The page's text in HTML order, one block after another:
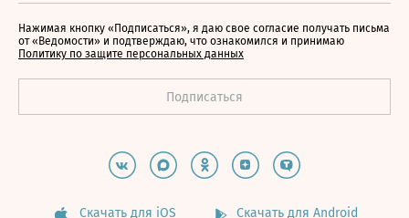
Нажимая кнопку «Подписаться», я даю свое согласие получать письма
от «Ведомости» и подтверждаю, что ознакомился и принимаю
Политику по защите персональных данных
Скачать для iOS Скачать для Android